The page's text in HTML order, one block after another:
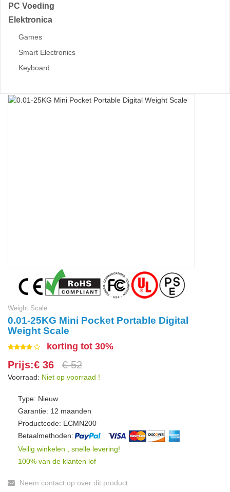
PC Voeding
Elektronica
Games
Smart Electronics
Keyboard
Weight Scale
0.01-25KG Mini Pocket Portable Digital
Weight Scale
korting tot 30%
Prijs:€ 36 € 52
Voorraad: Niet op voorraad !
Type: Nieuw
Garantie: 12 maanden
Productcode: ECMN200
Betaalmethoden:
Veilig winkelen , snelle levering!
100% van de klanten lof
Neem contact op over dit product